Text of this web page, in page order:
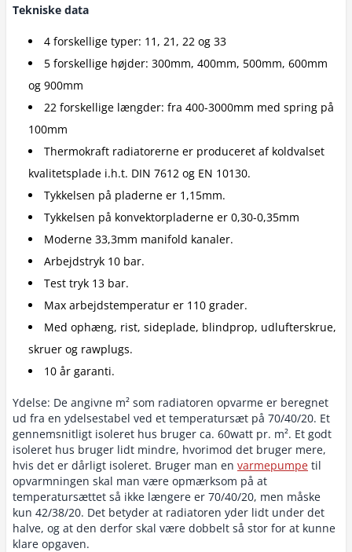
Tekniske data
4 forskellige typer: 11, 21, 22 og 33
5 forskellige højder: 300mm, 400mm, 500mm, 600mm
og 900mm
22 forskellige længder: fra 400-3000mm med spring på
100mm
Thermokraft radiatorerne er produceret af koldvalset
kvalitetsplade i.h.t. DIN 7612 og EN 10130.
Tykkelsen på pladerne er 1,15mm.
Tykkelsen på konvektorpladerne er 0,30-0,35mm
Moderne 33,3mm manifold kanaler.
Arbejdstryk 10 bar.
Test tryk 13 bar.
Max arbejdstemperatur er 110 grader.
Med ophæng, rist, sideplade, blindprop, udlufterskrue,
skruer og rawplugs.
10 år garanti.
Ydelse: De angivne m² som radiatoren opvarme er beregnet
ud fra en ydelsestabel ved et temperatursæt på 70/40/20. Et
gennemsnitligt isoleret hus bruger ca. 60watt pr. m². Et godt
isoleret hus bruger lidt mindre, hvorimod det bruger mere,
hvis det er dårligt isoleret. Bruger man en varmepumpe til
opvarmningen skal man være opmærksom på at
temperatursættet så ikke længere er 70/40/20, men måske
kun 42/38/20. Det betyder at radiatoren yder lidt under det
halve, og at den derfor skal være dobbelt så stor for at kunne
klare opgaven.